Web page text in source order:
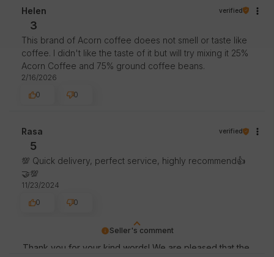
Helen verified
3
This brand of Acorn coffee doees not smell or taste like
coffee. I didn't like the taste of it but will try mixing it 25%
Acorn Coffee and 75% ground coffee beans.
2/16/2026
0
0
Seller's comment
Thank you for your kind words! We are pleased that the
Rasa verified
5
💯 Quick delivery, perfect service, highly recommend👍️
🤝💯
11/23/2024
0
0